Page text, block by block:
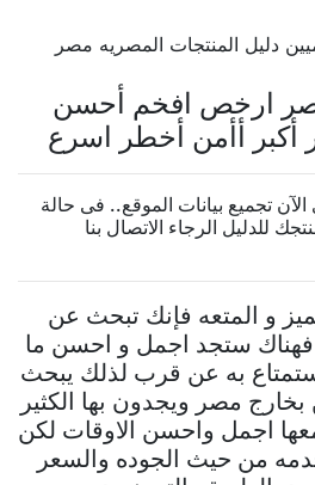
دليل المنتجات المصريه مصر
ارخص افخم أحسن
أأمن أخطر اسرع
تجميع بيانات الموقع.. فى حالة
الرجاء الاتصال بنا
و المتعه فإنك تبحث عن
ستجد اجمل و احسن ما
به عن قرب لذلك يبحث
مصر ويجدون بها الكثير
اجمل واحسن الاوقات لكن
من حيث الجوده والسعر